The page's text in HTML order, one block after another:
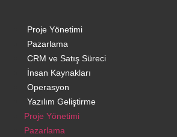
Proje Yönetimi
Pazarlama
CRM ve Satış Süreci
İnsan Kaynakları
Operasyon
Yazılım Geliştirme
Proje Yönetimi
Pazarlama